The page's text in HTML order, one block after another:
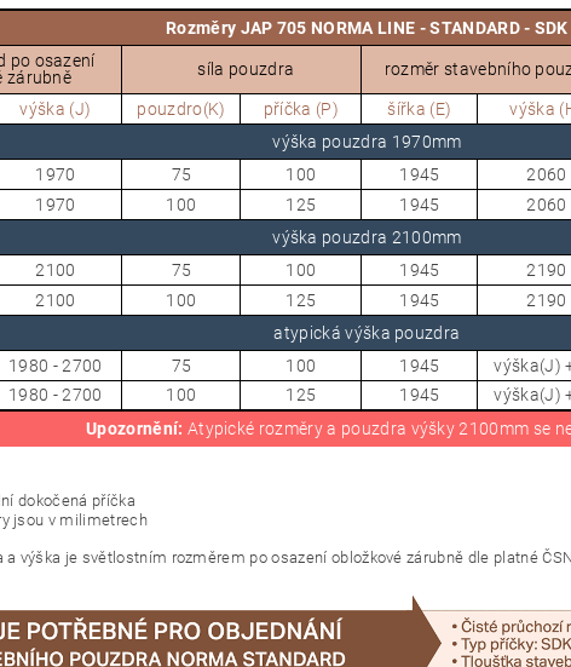
Rozměry JAP 705 NORMA LINE - STANDARD - SDK
po osazení
zárubně
síla pouzdra rozměr stavebního
výška (J) pouzdro(K) příčka (P) šířka (E) výška
výška pouzdra 1970mm
1970 75 100 1945 2060
1970 100 125 1945 2060
výška pouzdra 2100mm
2100 75 100 1945 2190
2100 100 125 1945 2190
atypická výška pouzdra
1980 - 2700 75 100 1945 výška(J)
1980 - 2700 100 125 1945 výška(J)
Upozornění: Atypické rozměry a pouzdra výšky 2100mm se
dokočená příčka
jsou v milimetrech
a výška je světlostním rozměrem po osazení obložkové zárubně dle platné